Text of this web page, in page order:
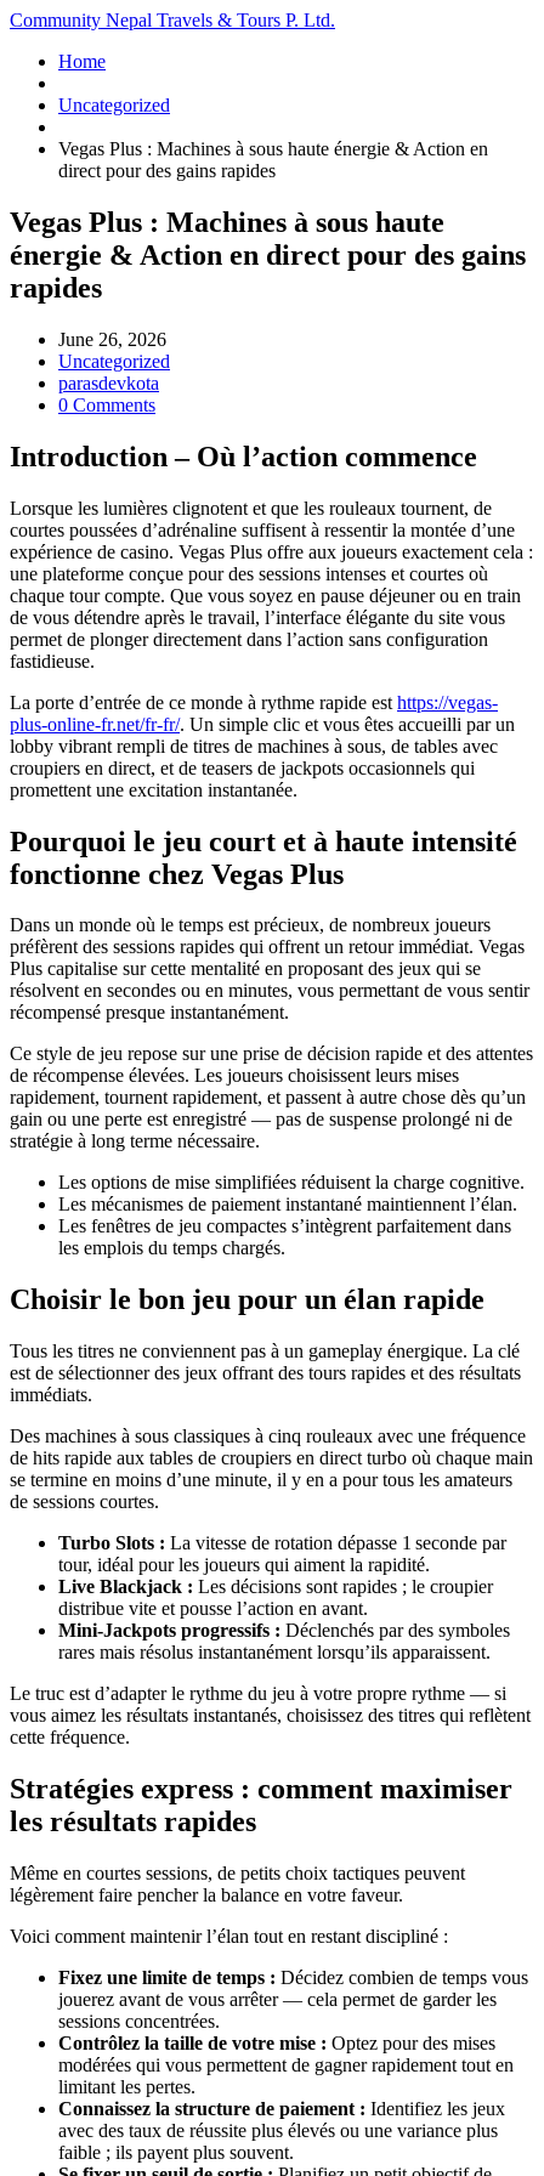
Community Nepal Travels & Tours P. Ltd.
Home
Uncategorized
Vegas Plus : Machines à sous haute énergie & Action en
direct pour des gains rapides
Vegas Plus : Machines à sous haute
énergie & Action en direct pour des gains
rapides
June 26, 2026
Uncategorized
parasdevkota
0 Comments
Introduction – Où l’action commence
Lorsque les lumières clignotent et que les rouleaux tournent, de
courtes poussées d’adrénaline suffisent à ressentir la montée d’une
expérience de casino. Vegas Plus offre aux joueurs exactement cela :
une plateforme conçue pour des sessions intenses et courtes où
chaque tour compte. Que vous soyez en pause déjeuner ou en train
de vous détendre après le travail, l’interface élégante du site vous
permet de plonger directement dans l’action sans configuration
fastidieuse.
La porte d’entrée de ce monde à rythme rapide est https://vegas-
plus-online-fr.net/fr-fr/. Un simple clic et vous êtes accueilli par un
lobby vibrant rempli de titres de machines à sous, de tables avec
croupiers en direct, et de teasers de jackpots occasionnels qui
promettent une excitation instantanée.
Pourquoi le jeu court et à haute intensité
fonctionne chez Vegas Plus
Dans un monde où le temps est précieux, de nombreux joueurs
préfèrent des sessions rapides qui offrent un retour immédiat. Vegas
Plus capitalise sur cette mentalité en proposant des jeux qui se
résolvent en secondes ou en minutes, vous permettant de vous sentir
récompensé presque instantanément.
Ce style de jeu repose sur une prise de décision rapide et des attentes
de récompense élevées. Les joueurs choisissent leurs mises
rapidement, tournent rapidement, et passent à autre chose dès qu’un
gain ou une perte est enregistré — pas de suspense prolongé ni de
stratégie à long terme nécessaire.
Les options de mise simplifiées réduisent la charge cognitive.
Les mécanismes de paiement instantané maintiennent l’élan.
Les fenêtres de jeu compactes s’intègrent parfaitement dans
les emplois du temps chargés.
Choisir le bon jeu pour un élan rapide
Tous les titres ne conviennent pas à un gameplay énergique. La clé
est de sélectionner des jeux offrant des tours rapides et des résultats
immédiats.
Des machines à sous classiques à cinq rouleaux avec une fréquence
de hits rapide aux tables de croupiers en direct turbo où chaque main
se termine en moins d’une minute, il y en a pour tous les amateurs
de sessions courtes.
Turbo Slots : La vitesse de rotation dépasse 1 seconde par
tour, idéal pour les joueurs qui aiment la rapidité.
Live Blackjack : Les décisions sont rapides ; le croupier
distribue vite et pousse l’action en avant.
Mini‑Jackpots progressifs : Déclenchés par des symboles
rares mais résolus instantanément lorsqu’ils apparaissent.
Le truc est d’adapter le rythme du jeu à votre propre rythme — si
vous aimez les résultats instantanés, choisissez des titres qui reflètent
cette fréquence.
Stratégies express : comment maximiser
les résultats rapides
Même en courtes sessions, de petits choix tactiques peuvent
légèrement faire pencher la balance en votre faveur.
Voici comment maintenir l’élan tout en restant discipliné :
Fixez une limite de temps : Décidez combien de temps vous
jouerez avant de vous arrêter — cela permet de garder les
sessions concentrées.
Contrôlez la taille de votre mise : Optez pour des mises
modérées qui vous permettent de gagner rapidement tout en
limitant les pertes.
Connaissez la structure de paiement : Identifiez les jeux
avec des taux de réussite plus élevés ou une variance plus
faible ; ils payent plus souvent.